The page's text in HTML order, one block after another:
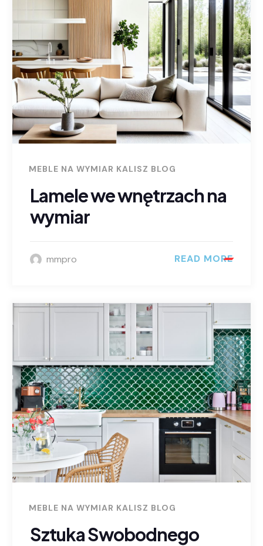
MEBLE NA WYMIAR KALISZ BLOG
Lamele we wnętrzach na
wymiar
mmpro READ MORE
MEBLE NA WYMIAR KALISZ BLOG
Sztuka Swobodnego